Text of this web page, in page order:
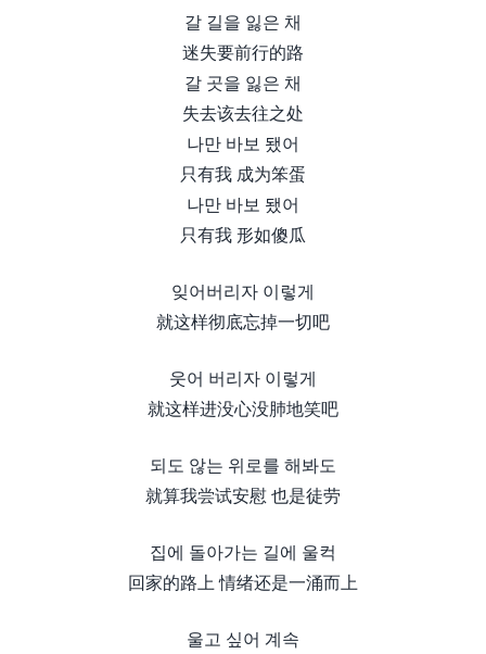
갈 길을 잃은 채
迷失要前行的路
갈 곳을 잃은 채
失去该去往之处
나만 바보 됐어
只有我 成为笨蛋
나만 바보 됐어
只有我 形如傻瓜
잊어버리자 이렇게
就这样彻底忘掉一切吧
웃어 버리자 이렇게
就这样进没心没肺地笑吧
되도 않는 위로를 해봐도
就算我尝试安慰 也是徒劳
집에 돌아가는 길에 울컥
回家的路上 情绪还是一涌而上
울고 싶어 계속